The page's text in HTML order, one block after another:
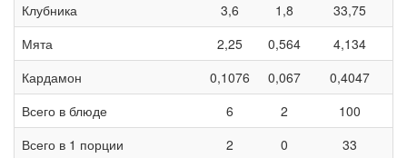
Клубника
3,6 1,8 33,75
Мята
2,25 0,564 4,134
Кардамон
0,1076 0,067 0,4047
Всего в блюде
6 2 100
Всего в 1 порции
2 0 33